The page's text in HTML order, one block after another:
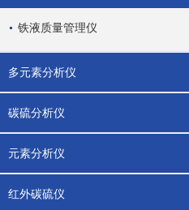
铁液质量管理仪
多元素分析仪
碳硫分析仪
元素分析仪
红外碳硫仪